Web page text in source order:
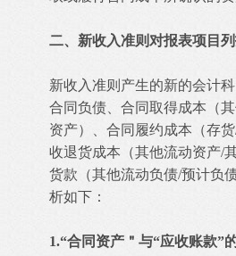
二、新收入准则对报表项目
新收入准则产生的新的会计
合同负债、合同取得成本（
资产）、合同履约成本（存
收退货成本（其他流动资产/
货款（其他流动负债/预计负
析如下：
1.“合同资产＂与“应收账款”